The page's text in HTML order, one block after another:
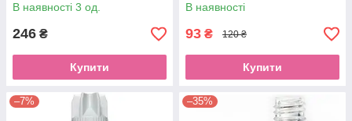
В наявності 3 од.
246 ₴
Купити
В наявності
93 ₴ 120 ₴
Купити
–7% –35%